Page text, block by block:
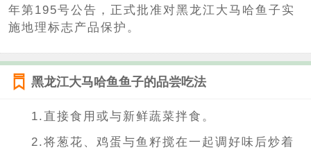
年第195号公告，正式批准对黑龙江大马哈鱼子实
施地理标志产品保护。
黑龙江大马哈鱼鱼子的品尝吃法
1.直接食用或与新鲜蔬菜拌食。
2.将葱花、鸡蛋与鱼籽搅在一起调好味后炒着